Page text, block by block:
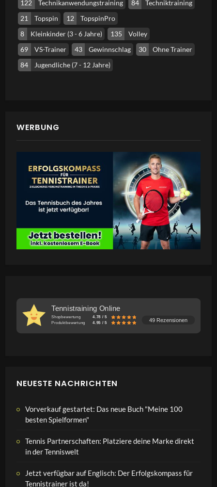
122 Technikanwendungstraining 84
Techniktraining
21
Topspin 12
TopspinPro
8
Kleinkinder (3 - 6 Jahre) 135
Volley
69
VS-Trainer 43 Gewinnschlag 30
Ohne Trainer
84
Jugendliche (7 - 12 Jahre)
WERBUNG
Tennistraining Online
Shopbewertung
4.78 / 5
Produktbewertung
4.95 / 5 49 Rezensionen
NEUESTE NACHRICHTEN
Vorverkauf gestartet: Das neue Buch "Meine 100
besten Spielformen"
Tennis Partnerschaften: Platziere deine Marke direkt
in der Tenniswelt
Jetzt verfügbar auf Englisch: Der Erfolgskompass für
Tennistrainer ist da!